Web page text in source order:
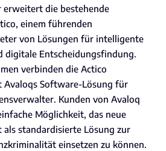
erweitert die bestehende
einem führenden
von Lösungen für intelligente
digitale Entscheidungsfindung.
verbinden die Actico
Avaloqs Software-Lösung für
Kunden von Avaloq
Möglichkeit, das neue
als standardisierte Lösung zur
einsetzen zu können.